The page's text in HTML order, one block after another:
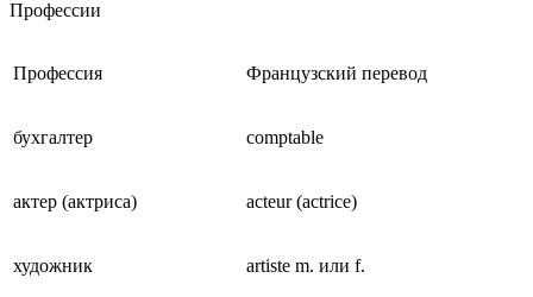
Профессии
Профессия Французский перевод
бухгалтер comptable
актер (актриса) acteur (actrice)
художник artiste m. или f.